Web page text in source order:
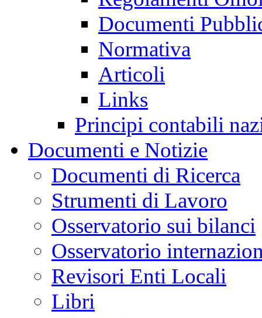
Documenti
Normativa
Articoli
Links
Principi contabili
Documenti e Notizie
Documenti di Ricerca
Strumenti di Lavoro
Osservatorio sui bilanci
Osservatorio
Revisori Enti Locali
Libri